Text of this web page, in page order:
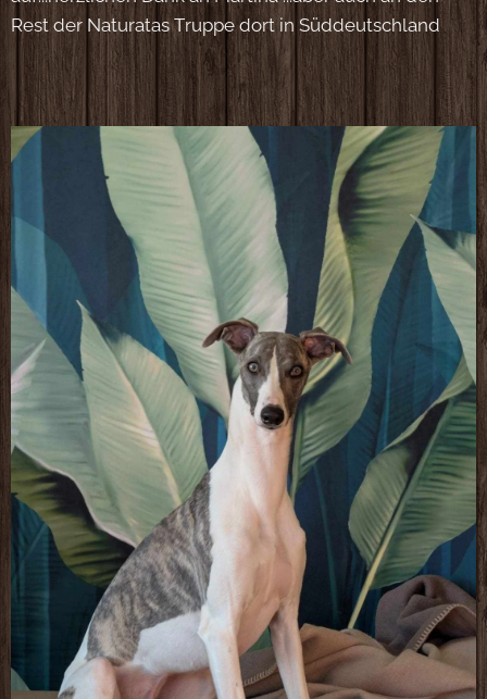
Rest der Naturatas Truppe dort in Süddeutschland 💖